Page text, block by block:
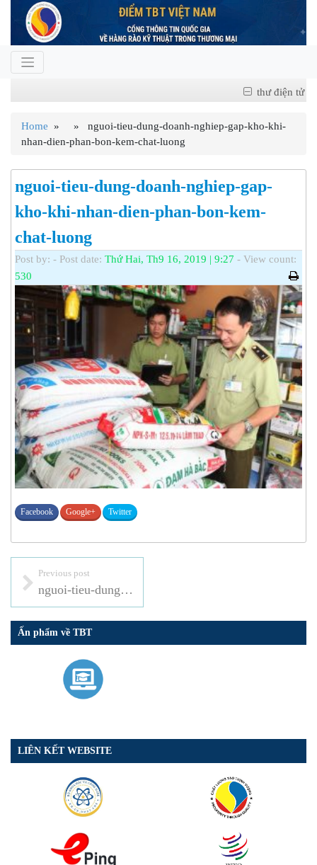
thư điện tử
Home » » nguoi-tieu-dung-doanh-nghiep-gap-kho-khi-
nhan-dien-phan-bon-kem-chat-luong
nguoi-tieu-dung-doanh-nghiep-gap-
kho-khi-nhan-dien-phan-bon-kem-
chat-luong
Post by: - Post date: Thứ Hai, Th9 16, 2019 | 9:27 - View count:
530
Facebook Google+ Twitter
Previous post
nguoi-tieu-dung-doanh-nghiep-gap-kho-khi-nhan-dien-phan-bon-kem-chat-luong
Ấn phẩm về TBT
LIÊN KẾT WEBSITE